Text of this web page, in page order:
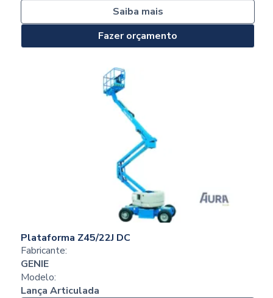
Saiba mais
Fazer orçamento
Plataforma Z45/22J DC
Fabricante:
GENIE
Modelo:
Lança Articulada